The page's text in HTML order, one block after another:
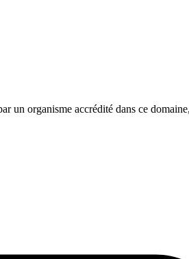
organisme accrédité dans ce